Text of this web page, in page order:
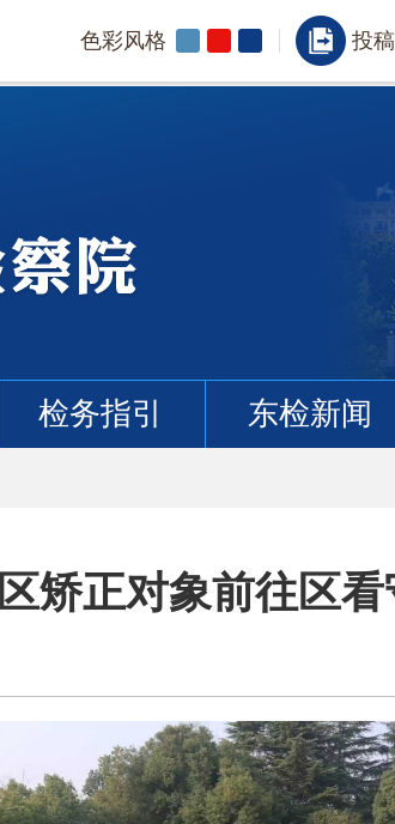
色彩风格 投
检务指引 东检新闻
矫正对象前往区